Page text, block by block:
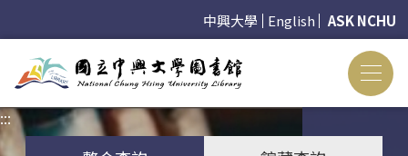
中興大學 English ASK NCHU
:::